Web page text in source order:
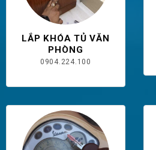
LẮP KHÓA TỦ VĂN
PHÒNG
0904.224.100